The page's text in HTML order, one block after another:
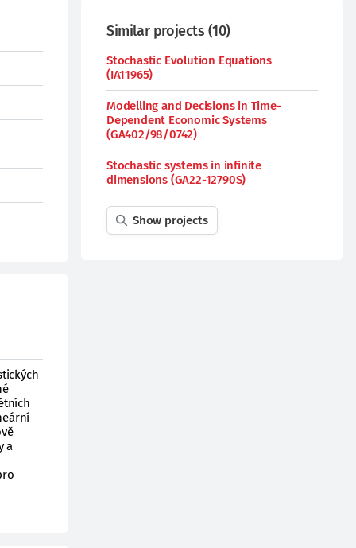
a
Similar projects (10)
Stochastic Evolution Equations
(IA11965)
Modelling and Decisions in Time-
Dependent Economic Systems
(GA402/98/0742)
Stochastic systems in infinite
dimensions (GA22-12790S)
Show projects